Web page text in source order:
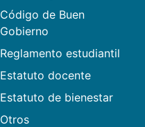
Código de Buen
Gobierno
Reglamento estudiantil
Estatuto docente
Estatuto de bienestar
Otros